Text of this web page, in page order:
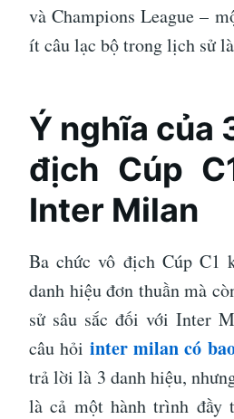
và Champions League –
ít câu lạc bộ trong lịch sử
Ý nghĩa của
địch Cúp
Inter Milan
Ba chức vô địch Cúp C1
danh hiệu đơn thuần mà
sử sâu sắc đối với Inter
câu hỏi inter milan có
trả lời là 3 danh hiệu,
là cả một hành trình đầy